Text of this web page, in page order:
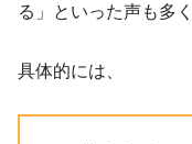
る」といった声も多
具体的には、